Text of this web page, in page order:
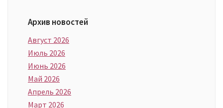
Архив новостей
Август 2026
Июль 2026
Июнь 2026
Май 2026
Апрель 2026
Март 2026